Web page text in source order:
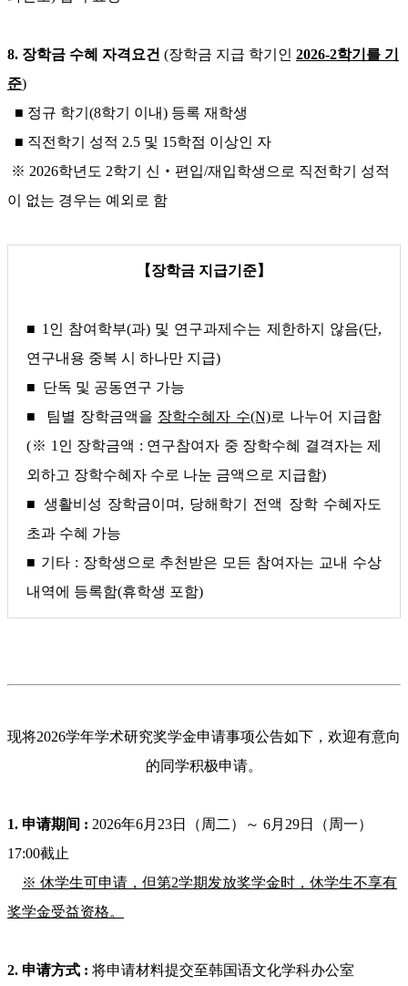
8. 장학금 수혜 자격요건 (장학금 지급 학기인 2026-2학기를 기
준)
■ 정규 학기(8학기 이내) 등록 재학생
■ 직전학기 성적 2.5 및 15학점 이상인 자
※ 2026학년도 2학기 신‧편입/재입학생으로 직전학기 성적
이 없는 경우는 예외로 함
【장학금 지급기준】
■ 1인 참여학부(과) 및 연구과제수는 제한하지 않음(단,
연구내용 중복 시 하나만 지급)
■ 단독 및 공동연구 가능
■ 팀별 장학금액을 장학수혜자 수(N)로 나누어 지급함
(※ 1인 장학금액 : 연구참여자 중 장학수혜 결격자는 제
외하고 장학수혜자 수로 나눈 금액으로 지급함)
■ 생활비성 장학금이며, 당해학기 전액 장학 수혜자도
초과 수혜 가능
■ 기타 : 장학생으로 추천받은 모든 참여자는 교내 수상
내역에 등록함(휴학생 포함)
现将2026学年学术研究奖学金申请事项公告如下，欢迎有意向
的同学积极申请。
1. 申请期间 : 2026年6月23日（周二）～ 6月29日（周一）
17:00截止
※ 休学生可申请，但第2学期发放奖学金时，休学生不享有
奖学金受益资格。
2. 申请方式 : 将申请材料提交至韩国语文化学科办公室